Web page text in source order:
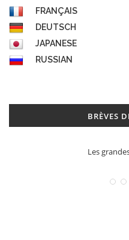
FRANÇAIS
DEUTSCH
JAPANESE
RUSSIAN
BRÈVES